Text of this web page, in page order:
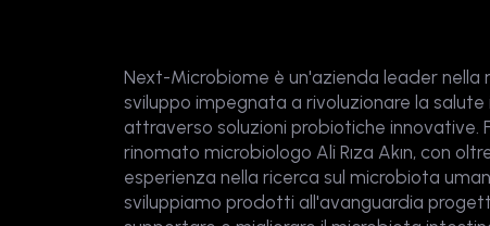
Next-Microbiome è un'azienda leader nella
sviluppo impegnata a rivoluzionare la
attraverso soluzioni probiotiche innovative.
rinomato microbiologo Ali Rıza Akın, con
esperienza nella ricerca sul microbiota
sviluppiamo prodotti all'avanguardia